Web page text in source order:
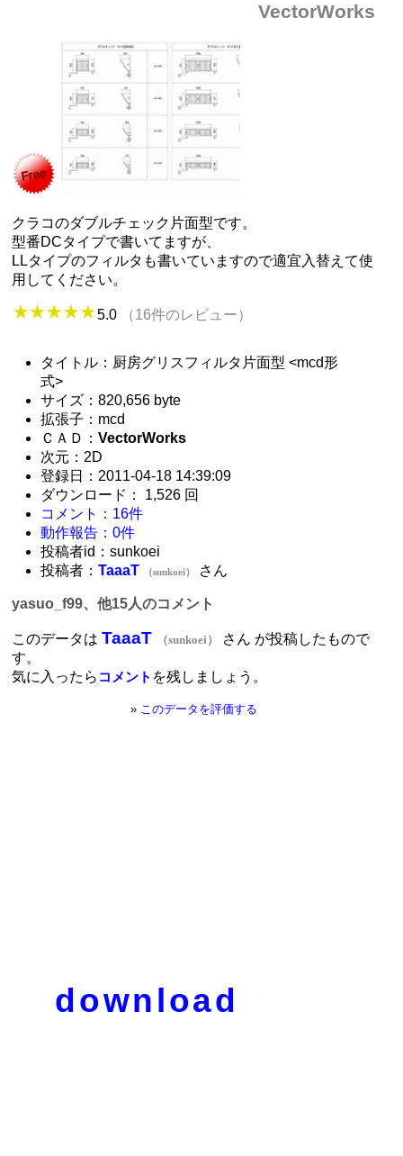
VectorWorks
クラコのダブルチェック片面型です。
型番DCタイプで書いてますが、
LLタイプのフィルタも書いていますので適宜入替えて使
用してください。
5.0 （16件のレビュー）
タイトル：厨房グリスフィルタ片面型 <mcd形
式>
サイズ：820,656 byte
拡張子：mcd
ＣＡＤ：VectorWorks
次元：2D
登録日：2011-04-18 14:39:09
ダウンロード： 1,526 回
コメント：16件
動作報告：0件
投稿者id：sunkoei
投稿者：TaaaT （sunkoei） さん
yasuo_f99、他15人のコメント
このデータはTaaaT （sunkoei）
さん が投稿したもので
す。
気に入ったら コメント を残しましょう。
» このデータを評価する
download